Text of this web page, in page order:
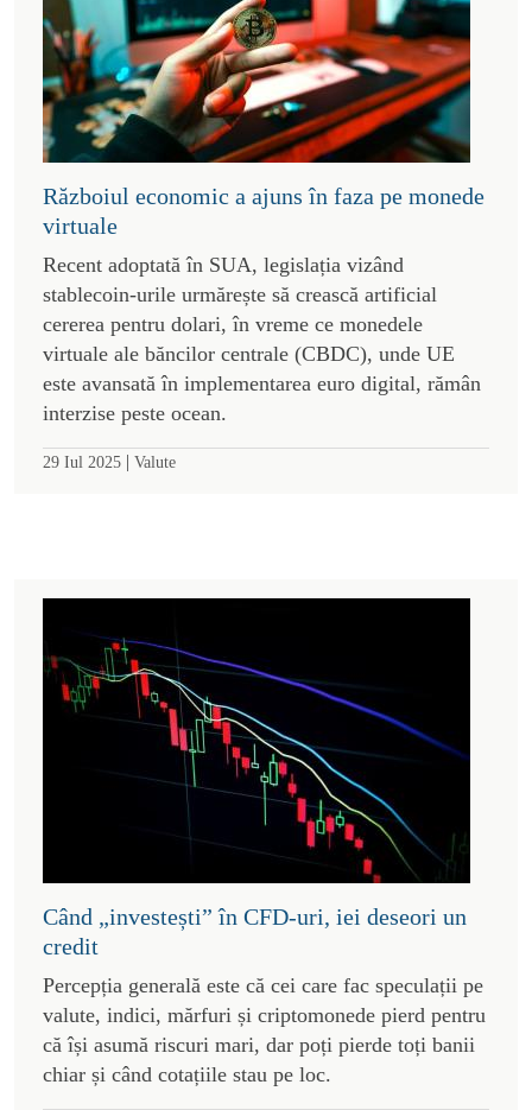
Războiul economic a ajuns în faza pe monede
virtuale
Recent adoptată în SUA, legislația vizând
stablecoin-urile urmărește să crească artificial
cererea pentru dolari, în vreme ce monedele
virtuale ale băncilor centrale (CBDC), unde UE
este avansată în implementarea euro digital, rămân
interzise peste ocean.
29 Iul 2025 | Valute
Când „investești” în CFD-uri, iei deseori un
credit
Percepția generală este că cei care fac speculații pe
valute, indici, mărfuri și criptomonede pierd pentru
că își asumă riscuri mari, dar poți pierde toți banii
chiar și când cotațiile stau pe loc.